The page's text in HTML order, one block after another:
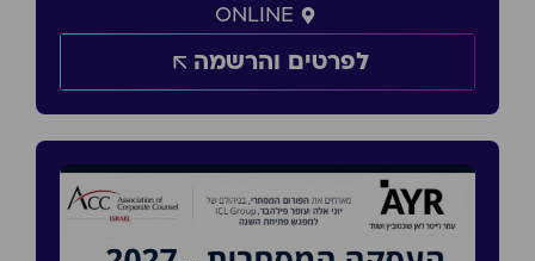
ONLINE
לפרטים והרשמה